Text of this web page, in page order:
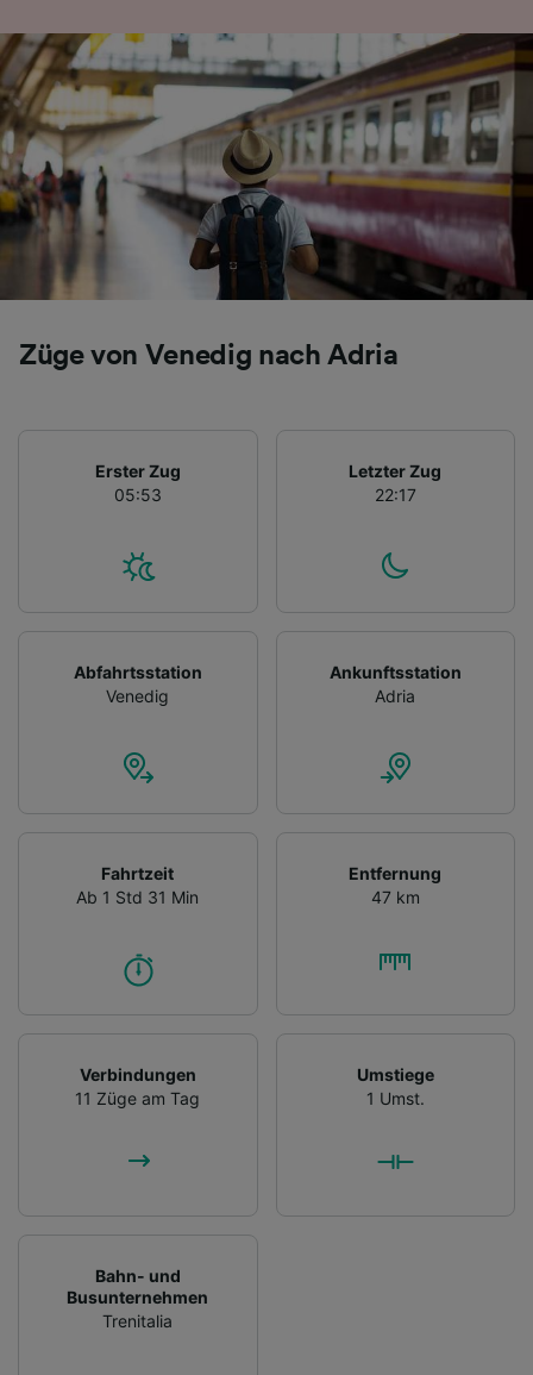
Züge von Venedig nach Adria
Erster Zug
05:53
Letzter Zug
22:17
Abfahrtsstation
Venedig
Ankunftsstation
Adria
Fahrtzeit
Ab 1 Std 31 Min
Entfernung
47 km
Verbindungen
11 Züge am Tag
Umstiege
1 Umst.
Bahn- und
Busunternehmen
Trenitalia
Verwendung genauer Standortdaten.
Endgeräteeigenschaften zur Identifikation
aktiv abfragen. Speichern von oder Zugriff auf
Informationen auf einem Endgerät.
Personalisierte Werbung und Inhalte, Messung
von Werbeleistung und der Performance von
Inhalten, Zielgruppenforschung sowie
Entwicklung und Verbesserung von
Angeboten.
Liste der Partner (Lieferanten)